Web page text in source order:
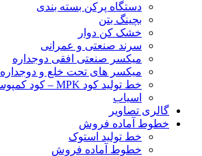
دستگاه پرکن بسته بندی
بچينگ بتن
خشک کن دوار
سرند صنعتی و عمرانی
میکسر صنعتی افقی دوجداره
میکسر های تحت خلع و دوجداره
خط تولید کود MPK – کود کمپوست – اوره فسفات
اسیاب
گالری تصاویر
خطوط آماده فروش
خط تولید استوک
خطوط آماده فروش